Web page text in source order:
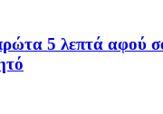
5 λεπτά αφού